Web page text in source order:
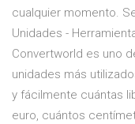
cualquier momento.
Unidades -
Convertworld es uno
unidades más
y fácilmente cuántas
euro, cuántos